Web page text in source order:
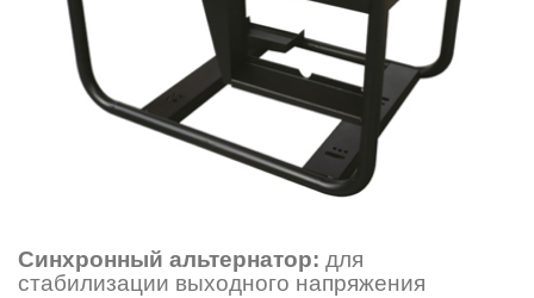
Синхронный альтернатор: для
стабилизации выходного напряжения